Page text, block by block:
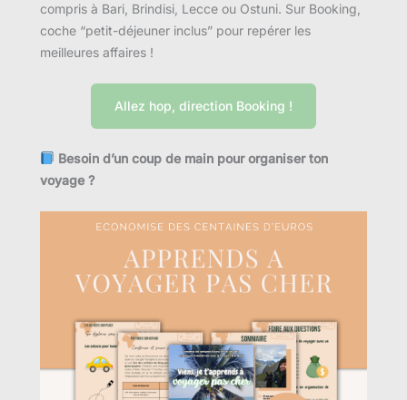
compris à Bari, Brindisi, Lecce ou Ostuni. Sur Booking,
coche “petit-déjeuner inclus” pour repérer les
meilleures affaires !
Allez hop, direction Booking !
Besoin d’un coup de main pour organiser ton
voyage ?